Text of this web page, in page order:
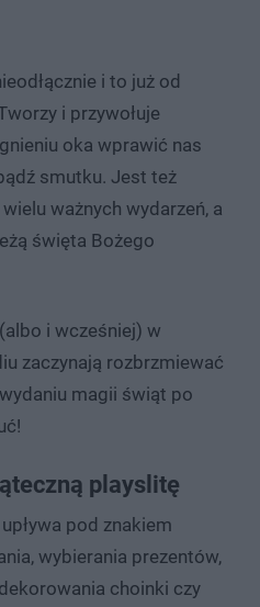
i to już od
i przywołuje
oka wprawić nas
smutku. Jest też
ważnych wydarzeń, a
święta Bożego
i wcześniej) w
zaczynają rozbrzmiewać
magii świąt po
playslitę
pod znakiem
wybierania prezentów,
choinki czy